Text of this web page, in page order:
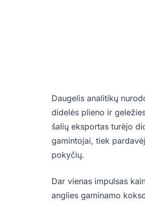
Daugelis analitikų
didelės plieno ir
šalių eksportas turėjo
gamintojai, tiek
pokyčių.
Dar vienas impulsas
anglies gaminamo